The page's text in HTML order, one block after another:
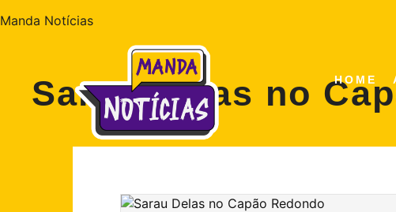
Manda Notícias
HOME
Sarau Delas no